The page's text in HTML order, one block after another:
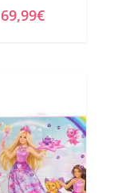
69,99€